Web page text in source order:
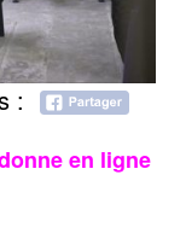
:
en ligne